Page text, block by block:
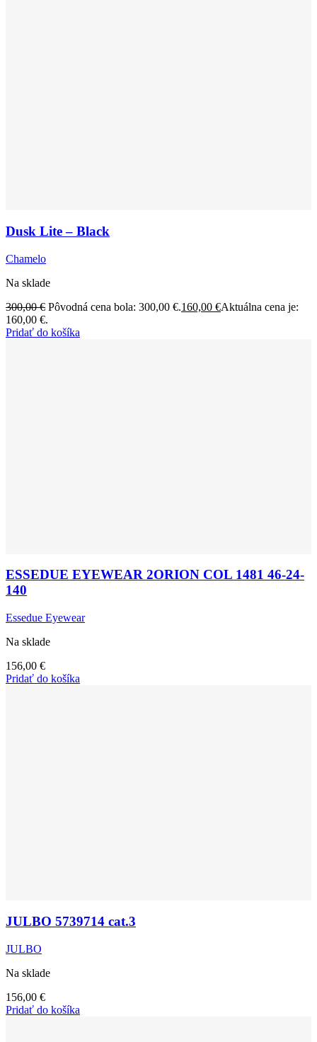
Dusk Lite – Black
Chamelo
Na sklade
300,00€ Pôvodná cena bola: 300,00 €.160,00 €Aktuálna cena je:
160,00 €.
Pridať do košíka
ESSEDUE EYEWEAR 2ORION COL 1481 46-24-
140
Essedue Eyewear
Na sklade
156,00 €
Pridať do košíka
JULBO 5739714 cat.3
JULBO
Na sklade
156,00 €
Pridať do košíka